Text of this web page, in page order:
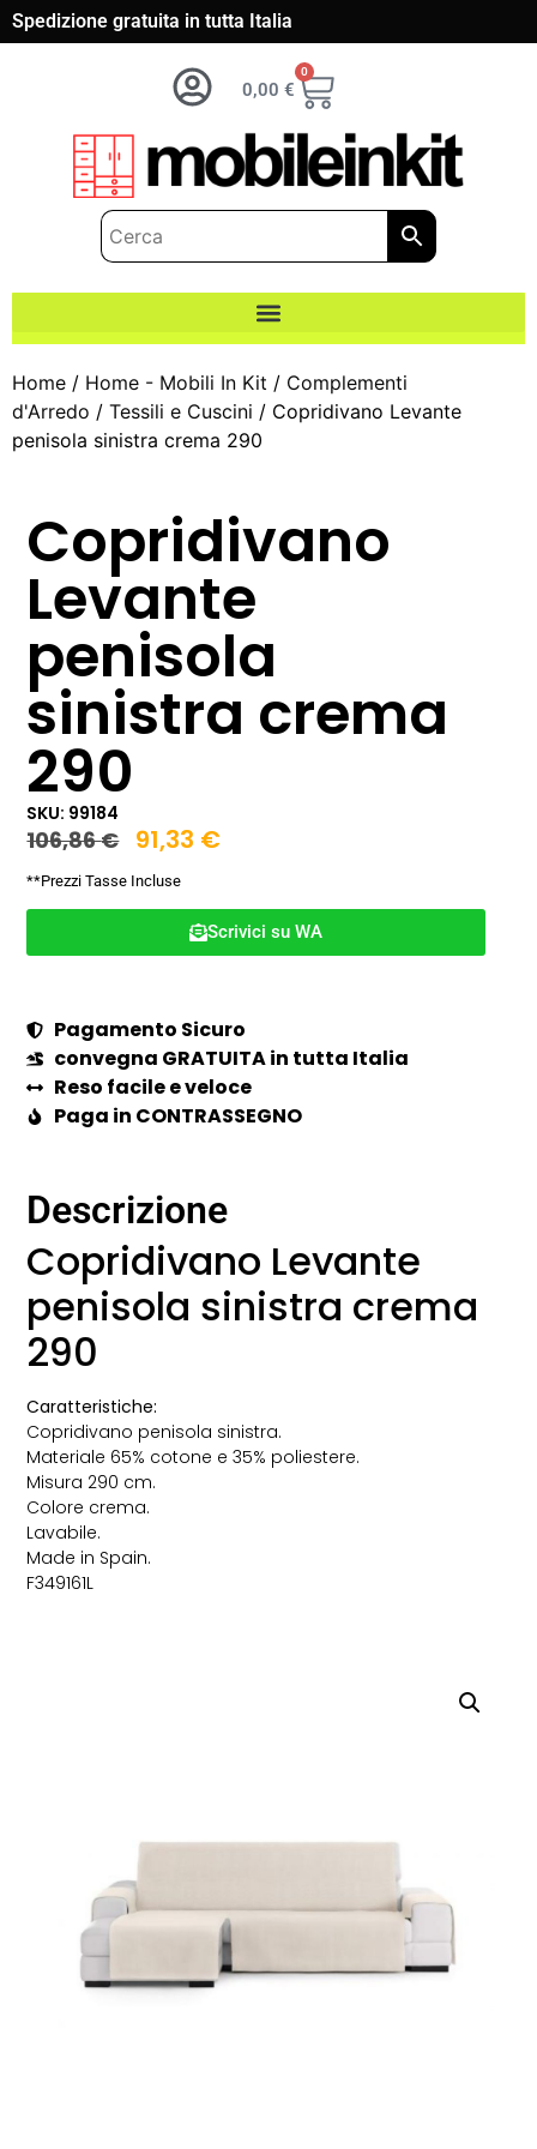
Spedizione gratuita in tutta Italia
0,00 €
0
Home / Home - Mobili In Kit / Complementi
d'Arredo / Tessili e Cuscini / Copridivano Levante
penisola sinistra crema 290
Copridivano
Levante
penisola
sinistra crema
290
SKU: 99184
106,86€ 91,33 €
**Prezzi Tasse Incluse
Scrivici su WA
Pagamento Sicuro
convegna GRATUITA in tutta Italia
Reso facile e veloce
Paga in CONTRASSEGNO
Descrizione
Copridivano Levante
penisola sinistra crema
290
Caratteristiche:
Copridivano penisola sinistra.
Materiale 65% cotone e 35% poliestere.
Misura 290 cm.
Colore crema.
Lavabile.
Made in Spain.
F349161L